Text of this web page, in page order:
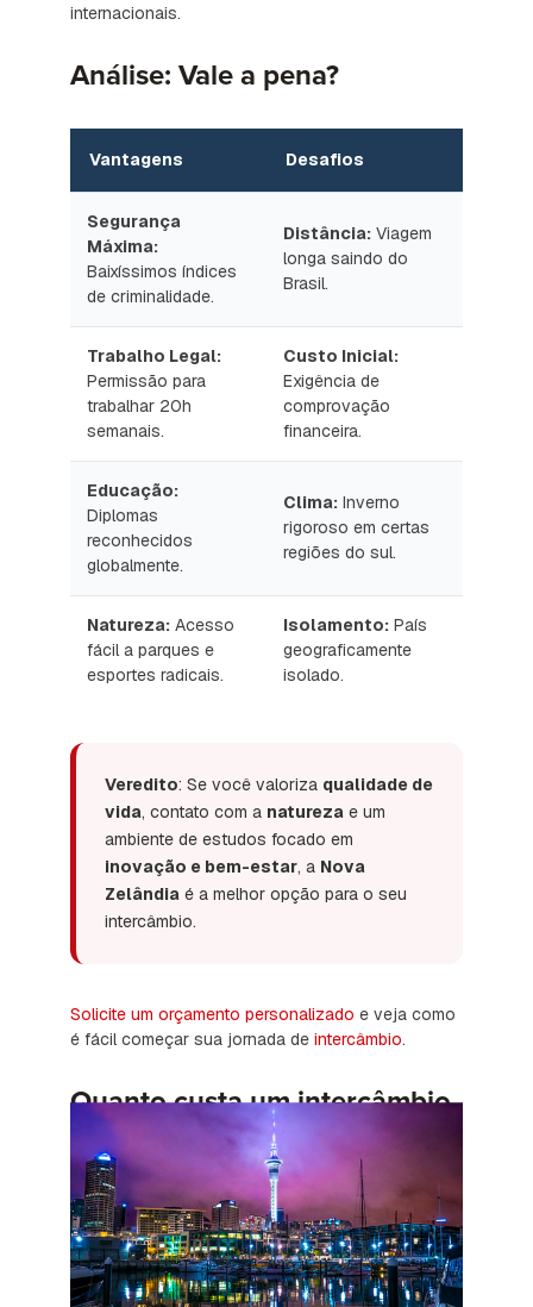
internacionais.
Análise: Vale a pena?
Vantagens Desafios
Segurança
Máxima:
Baixíssimos índices
de criminalidade.
Distância: Viagem
longa saindo do
Brasil.
Trabalho Legal:
Permissão para
trabalhar 20h
semanais.
Custo Inicial:
Exigência de
comprovação
financeira.
Educação:
Diplomas
reconhecidos
globalmente.
Clima: Inverno
rigoroso em certas
regiões do sul.
Natureza: Acesso
fácil a parques e
esportes radicais.
Isolamento: País
geograficamente
isolado.
Veredito: Se você valoriza qualidade de
vida, contato com a natureza e um
ambiente de estudos focado em
inovação e bem-estar, a Nova
Zelândia é a melhor opção para o seu
intercâmbio.
Solicite um orçamento personalizado e veja como
é fácil começar sua jornada de intercâmbio.
Quanto custa um intercâmbio
na Nova Zelândia em 2026